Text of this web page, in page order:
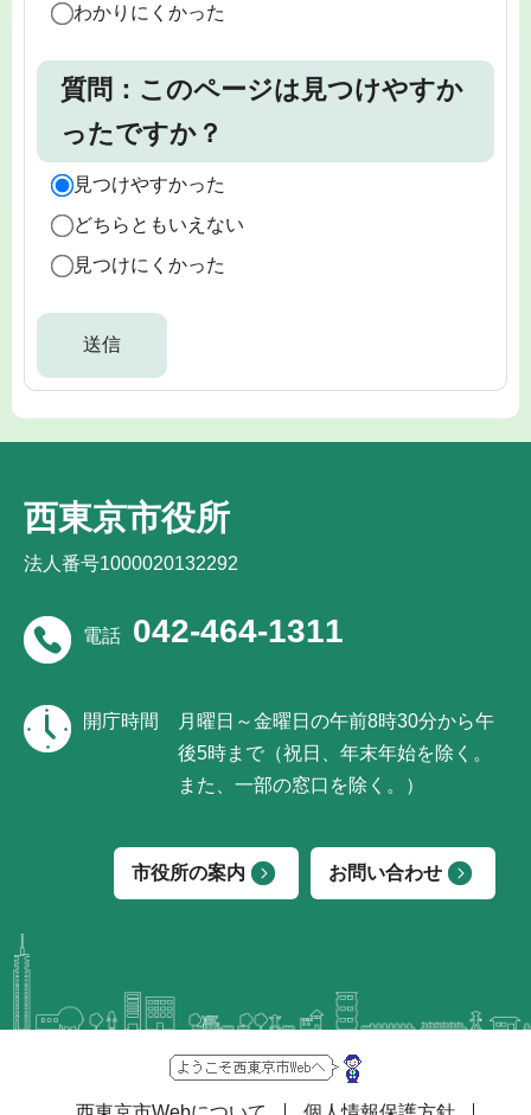
わかりにくかった
質問：このページは見つけやすか
ったですか？
見つけやすかった
どちらともいえない
見つけにくかった
西東京市役所
法人番号1000020132292
電話 042-464-1311
開庁時間
月曜日～金曜日の午前8時30分から午
後5時まで（祝日、年末年始を除く。
また、一部の窓口を除く。）
市役所の案内 お問い合わせ